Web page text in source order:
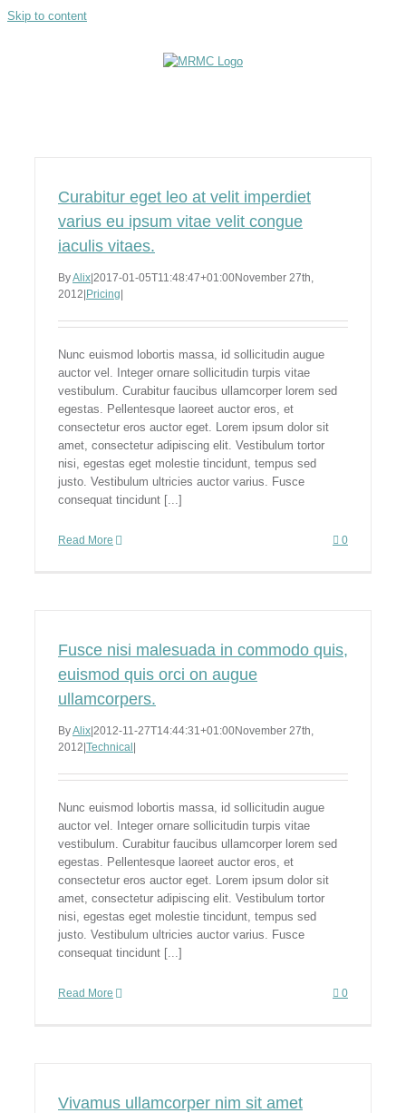
Skip to content
Curabitur eget leo at velit imperdiet
varius eu ipsum vitae velit congue
iaculis vitaes.
ByAlix 2017-01-05T11:48:47+01:00November 27th,
2012 Pricing
Nunc euismod lobortis massa, id sollicitudin augue
auctor vel. Integer ornare sollicitudin turpis vitae
vestibulum. Curabitur faucibus ullamcorper lorem sed
egestas. Pellentesque laoreet auctor eros, et
consectetur eros auctor eget. Lorem ipsum dolor sit
amet, consectetur adipiscing elit. Vestibulum tortor
nisi, egestas eget molestie tincidunt, tempus sed
justo. Vestibulum ultricies auctor varius. Fusce
consequat tincidunt [...]
Read More 0
Fusce nisi malesuada in commodo quis,
euismod quis orci on augue
ullamcorpers.
ByAlix 2012-11-27T14:44:31+01:00November 27th,
2012 Technical
Nunc euismod lobortis massa, id sollicitudin augue
auctor vel. Integer ornare sollicitudin turpis vitae
vestibulum. Curabitur faucibus ullamcorper lorem sed
egestas. Pellentesque laoreet auctor eros, et
consectetur eros auctor eget. Lorem ipsum dolor sit
amet, consectetur adipiscing elit. Vestibulum tortor
nisi, egestas eget molestie tincidunt, tempus sed
justo. Vestibulum ultricies auctor varius. Fusce
consequat tincidunt [...]
Read More 0
Vivamus ullamcorper nim sit amet